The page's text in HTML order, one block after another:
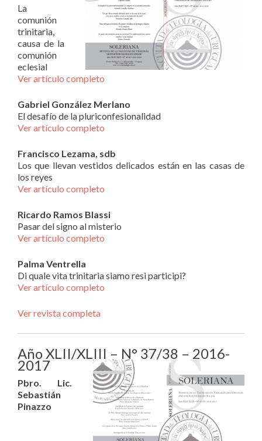
La
comunión
trinitaria,
causa de la
comunión
eclesial
Ver artículo completo
Gabriel González Merlano
El desafío de la pluriconfesionalidad
Ver artículo completo
Francisco Lezama, sdb
Los que llevan vestidos delicados están en las casas de
los reyes
Ver artículo completo
Ricardo Ramos Blassi
Pasar del signo al misterio
Ver artículo completo
Palma Ventrella
Di quale vita trinitaria siamo resi participi?
Ver artículo completo
Ver revista completa
Año XLII/XLIII – N° 37/38 – 2016-
2017
Pbro. Lic.
Sebastián
Pinazzo